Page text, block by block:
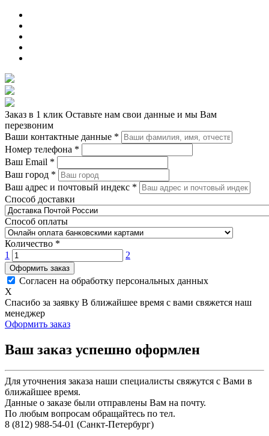
Заказ в 1 клик Оставьте нам свои данные и мы Вам
перезвоним
Ваши контактные данные *
Номер телефона *
Ваш Email *
Ваш город *
Ваш адрес и почтовый индекс *
Способ доставки
Способ оплаты
Количество *
1
2
Оформить заказ
Согласен на обработку персональных данных
X
Спасибо за заявку В ближайшее время с вами свяжется наш
менеджер
Оформить заказ
Ваш заказ успешно оформлен
Для уточнения заказа наши специалисты свяжутся с Вами в
ближайшее время.
Данные о заказе были отправлены Вам на почту.
По любым вопросам обращайтесь по тел.
8 (812) 988-54-01 (Санкт-Петербург)